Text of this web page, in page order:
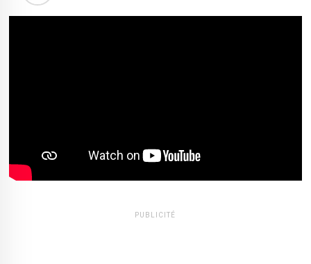
PUBLICITÉ